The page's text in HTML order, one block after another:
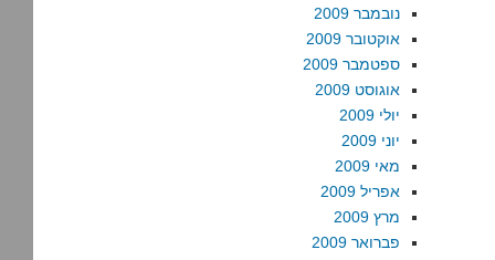
נובמבר 2009
אוקטובר 2009
ספטמבר 2009
אוגוסט 2009
יולי 2009
יוני 2009
מאי 2009
אפריל 2009
מרץ 2009
פברואר 2009